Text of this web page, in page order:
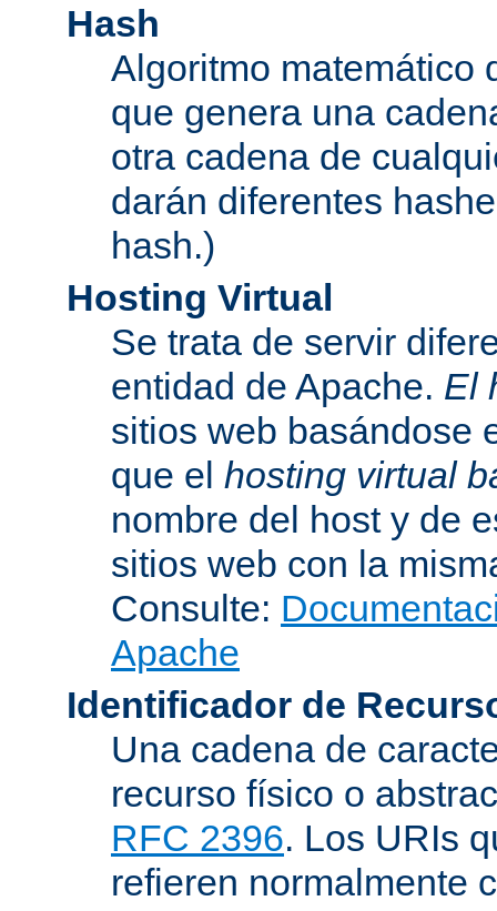
Hash
Algoritmo matemático
que genera una
otra cadena de
darán diferentes
hash.)
Hosting Virtual
Se trata de servir
entidad de Apache. El
sitios web basándose
que el hosting virtual
nombre del host y de
sitios web con la
Consulte:
Apache
Identificador de
Una cadena de
recurso físico o
RFC 2396. Los URIs
refieren normalmente